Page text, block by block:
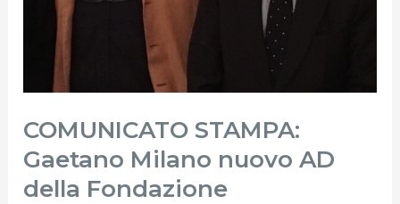
COMUNICATO STAMPA:
Gaetano Milano nuovo AD
della Fondazione